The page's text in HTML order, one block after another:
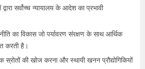
सर्वोच्च न्यायालय के आदेश का प्रभावी
का विकास जो पर्यावरण संरक्षण के साथ आर्थिक
करती है।
की खोज करना और स्थायी खनन प्रौद्योगिकियों